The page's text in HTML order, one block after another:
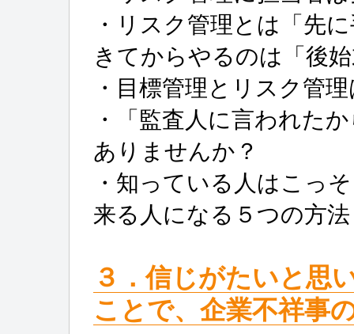
・リスク管理とは「先
きてからやるのは「後
・目標管理とリスク管
・「監査人に言われた
ありませんか？
・知っている人はこっ
来る人になる５つの
３．信じがたいと思
ことで、企業不祥事